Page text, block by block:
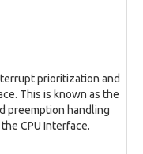
prioritization and
This is known as the
preemption handling
CPU Interface.